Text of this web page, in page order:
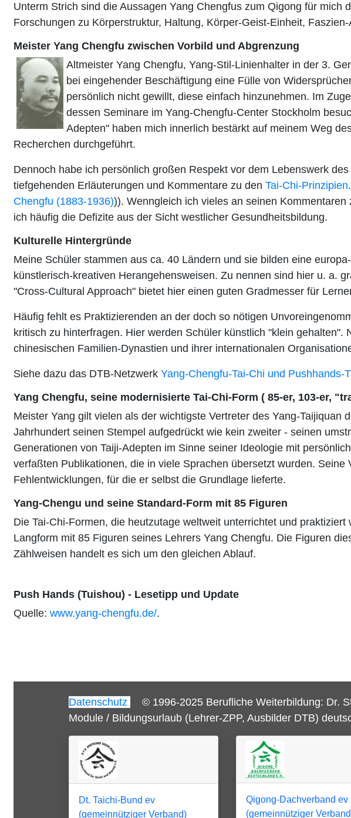
Unterm Strich sind die Aussagen Yang Chengfus zum Qigong für
Forschungen zu Körperstruktur, Haltung, Körper-Geist-Einheit,
Meister Yang Chengfu zwischen Vorbild und Abgrenzung
Altmeister Yang Chengfu, Yang-Stil-Linienhalter in der 3.
bei eingehender Beschäftigung eine Fülle von
persönlich nicht gewillt, diese einfach hinzunehmen. Im
dessen Seminare im Yang-Chengfu-Center Stockholm
Adepten" haben mich innerlich bestärkt auf meinem Weg
Recherchen durchgeführt.
Dennoch habe ich persönlich großen Respekt vor dem Lebenswerk
tiefgehenden Erläuterungen und Kommentare zu den Tai-Chi-Prinzipien
Chengfu (1883-1936))). Wenngleich ich vieles an seinen
ich häufig die Defizite aus der Sicht westlicher Gesundheitsbildung.
Kulturelle Hintergründe
Meine Schüler stammen aus ca. 40 Ländern und sie bilden eine
künstlerisch-kreativen Herangehensweisen. Zu nennen sind hier u. a.
"Cross-Cultural Approach" bietet hier einen guten Gradmesser für
Häufig fehlt es Praktizierenden an der doch so nötigen
kritisch zu hinterfragen. Hier werden Schüler künstlich "klein
chinesischen Familien-Dynastien und ihrer internationalen
Siehe dazu das DTB-Netzwerk Yang-Chengfu-Tai-Chi und Pushhands-
Yang Chengfu, seine modernisierte Tai-Chi-Form ( 85-er, 103-er,
Meister Yang gilt vielen als der wichtigste Vertreter des Yang-
Jahrhundert seinen Stempel aufgedrückt wie kein zweiter - seinen
Generationen von Taiji-Adepten im Sinne seiner Ideologie mit
verfaßten Publikationen, die in viele Sprachen übersetzt wurden.
Fehlentwicklungen, für die er selbst die Grundlage lieferte.
Yang-Chengu und seine Standard-Form mit 85 Figuren
Die Tai-Chi-Formen, die heutzutage weltweit unterrichtet und
Langform mit 85 Figuren seines Lehrers Yang Chengfu. Die Figuren
Zählweisen handelt es sich um den gleichen Ablauf.
Push Hands (Tuishou) - Lesetipp und Update
Quelle: www.yang-chengfu.de/.
Datenschutz
© 1996-2025 Berufliche Weiterbildung: Dr.
Module / Bildungsurlaub (Lehrer-ZPP, Ausbilder DTB)
Dt. Taichi-Bund ev
(gemeinnütziger Verband)
Qigong-Dachverband ev
(gemeinnütziger